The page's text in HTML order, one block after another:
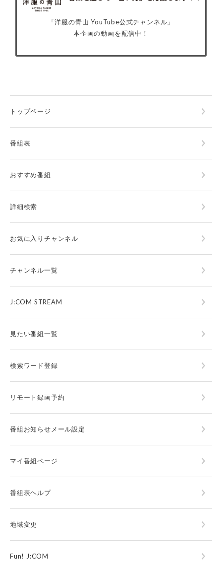
「洋服の青山 YouTube公式チャンネル」
本企画の動画を配信中！
トップページ
番組表
おすすめ番組
詳細検索
お気に入りチャンネル
チャンネル一覧
J:COM STREAM
見たい番組一覧
検索ワード登録
リモート録画予約
番組お知らせメール設定
マイ番組ページ
番組表ヘルプ
地域変更
Fun! J:COM